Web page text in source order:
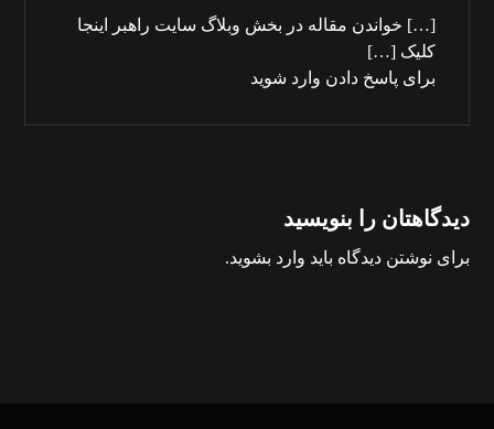
[…] خواندن مقاله‌ در بخش وبلاگ سایت راهبر اینجا
کلیک […]
برای پاسخ دادن وارد شوید
دیدگاهتان را بنویسید
برای نوشتن دیدگاه باید وارد بشوید.